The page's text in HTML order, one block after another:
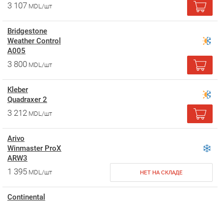
3 107 MDL/шт
Bridgestone
Weather Control
A005
3 800 MDL/шт
Kleber
Quadraxer 2
3 212 MDL/шт
Arivo
Winmaster ProX
ARW3
1 395 MDL/шт НЕТ НА СКЛАДЕ
Continental